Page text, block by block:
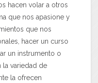
hacen volar a otros
que nos apasione y
que nos
hacer un curso
un instrumento o
la variedad de
la ofrecen